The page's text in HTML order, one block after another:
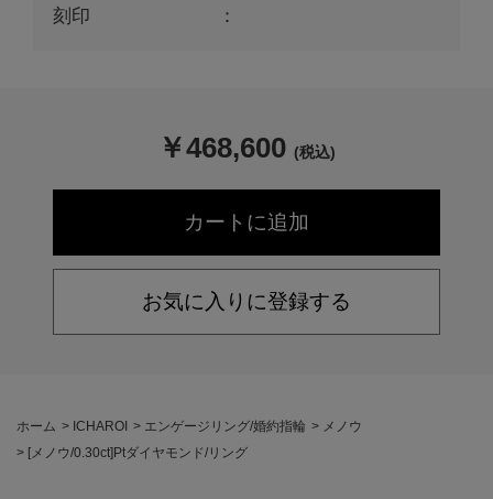
刻印
￥468,600 (税込)
お気に入りに登録する
ホーム > ICHAROI > エンゲージリング/婚約指輪 > メノウ
> [メノウ/0.30ct]Ptダイヤモンド/リング